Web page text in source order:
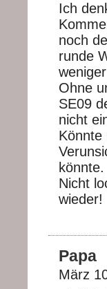
Ich
noch
runde
Ohne
SE09
nicht
Könnte
könnte.
Nicht
wieder!
Papa
März